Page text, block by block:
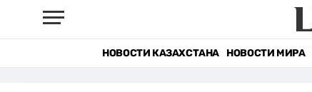
НОВОСТИ КАЗАХСТАНА НОВОСТИ МИРА